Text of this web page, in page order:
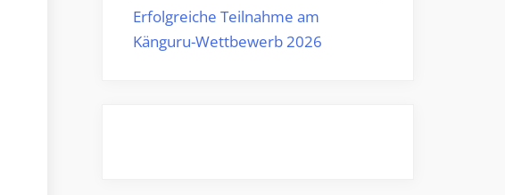
Erfolgreiche Teilnahme am
Känguru-Wettbewerb 2026